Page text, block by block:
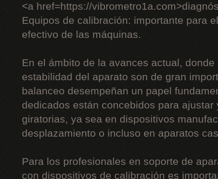
<a href=https://
Equipos de calibración: importante para
efectivo de las máquinas.
En el ámbito de la avances actual,
estabilidad del aparato son de gran
balanceo desempeñan un papel
dedicados están concebidos para
giratorias, ya sea en dispositivos
desplazamiento o incluso en aparatos
Para los profesionales en soporte de
con dispositivos de calibración es